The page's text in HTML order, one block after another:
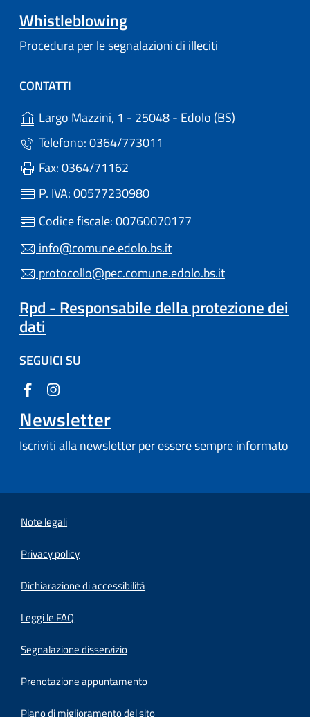
Whistleblowing
Procedura per le segnalazioni di illeciti
CONTATTI
Largo Mazzini, 1 - 25048 - Edolo (BS)
Telefono: 0364/773011
Fax: 0364/71162
P. IVA: 00577230980
Codice fiscale: 00760070177
info@comune.edolo.bs.it
protocollo@pec.comune.edolo.bs.it
Rpd - Responsabile della protezione dei
dati
SEGUICI SU
Newsletter
Iscriviti alla newsletter per essere sempre informato
Note legali
Privacy policy
Dichiarazione di accessibilità
Leggi le FAQ
Segnalazione disservizio
Prenotazione appuntamento
Piano di miglioramento del sito